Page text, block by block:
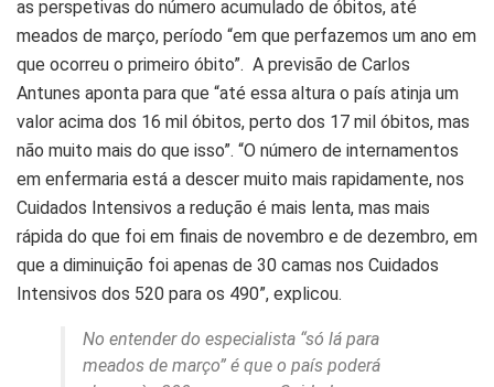
as perspetivas do número acumulado de óbitos, até
meados de março, período “em que perfazemos um ano em
que ocorreu o primeiro óbito”. A previsão de Carlos
Antunes aponta para que “até essa altura o país atinja um
valor acima dos 16 mil óbitos, perto dos 17 mil óbitos, mas
não muito mais do que isso”. “O número de internamentos
em enfermaria está a descer muito mais rapidamente, nos
Cuidados Intensivos a redução é mais lenta, mas mais
rápida do que foi em finais de novembro e de dezembro, em
que a diminuição foi apenas de 30 camas nos Cuidados
Intensivos dos 520 para os 490”, explicou.
No entender do especialista “só lá para
meados de março” é que o país poderá